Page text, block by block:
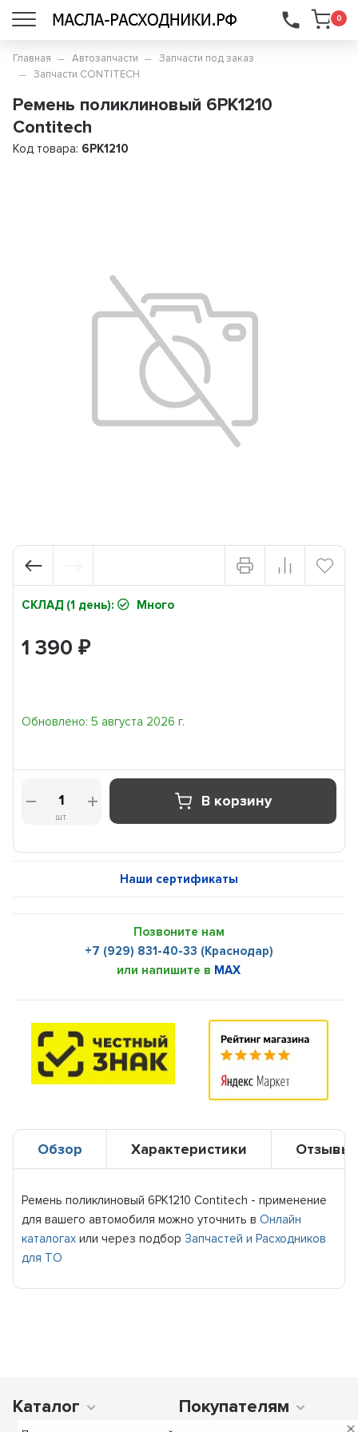
0
...
Главная Автозапчасти
Запчасти под заказ
Запчасти CONTITECH
Ремень поликлиновый 6PK1210
Contitech
Код товара: 6PK1210
СКЛАД (1 день): Много
1 390₽
Обновлено: 5 августа 2026 г.
шт.
В корзину
Наши сертификаты
Позвоните нам
+7 (929) 831-40-33 (Краснодар)
или напишите в MAX
Обзор Характеристики Отзывы
Ремень поликлиновый 6PK1210 Contitech - применение
для вашего автомобиля можно уточнить вОнлайн
каталогах или через подбор Запчастей и Расходников
для ТО
Каталог Покупателям